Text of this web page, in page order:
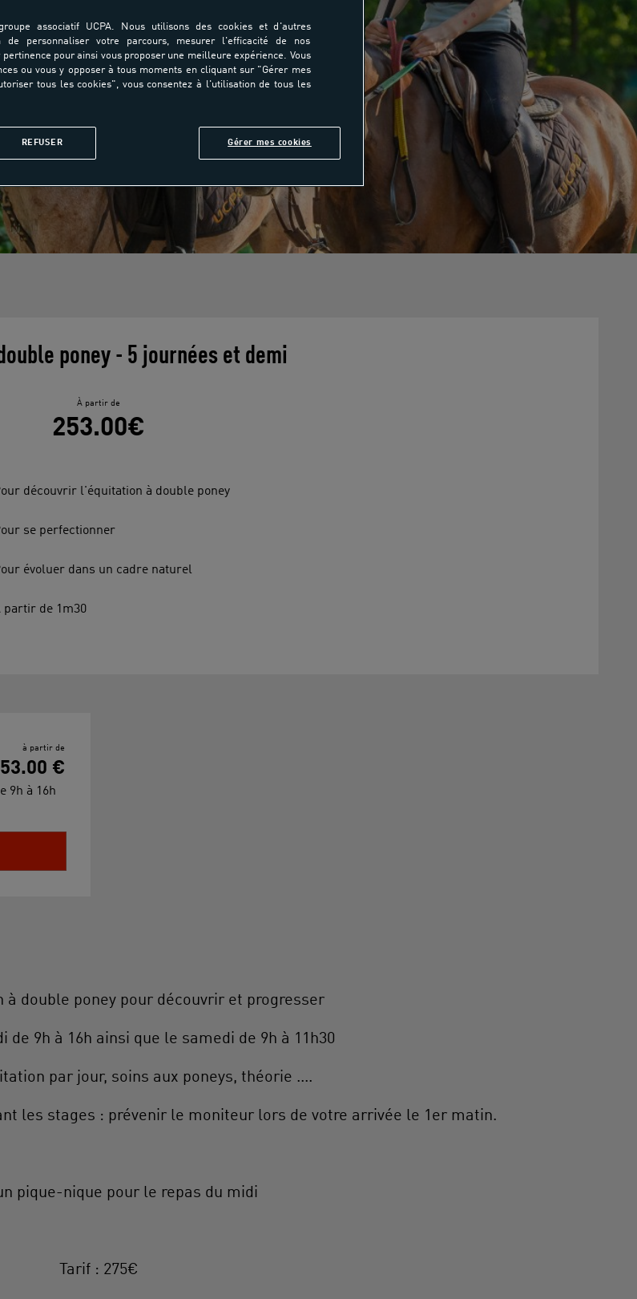
poney - 5 journées et demi
À partir de
253.00€
découvrir l'équitation à double poney
se perfectionner
évoluer dans un cadre naturel
partir de 1m30
à partir de
€
9h à 16h
à double poney pour découvrir et progresser
de 9h à 16h ainsi que le samedi de 9h à 11h30
par jour, soins aux poneys, théorie ....
les stages : prévenir le moniteur lors de votre arrivée le 1er matin.
pique-nique pour le repas du midi
Tarif : 275€
associatif UCPA. Nous utilisons des cookies et d'autres
de personnaliser votre parcours, mesurer l'efficacité de nos
pour ainsi vous proposer une meilleure expérience. Vous
ou vous y opposer à tous moments en cliquant sur "Gérer mes
tous les cookies", vous consentez à l'utilisation de tous les
Gérer mes cookies
REFUSER